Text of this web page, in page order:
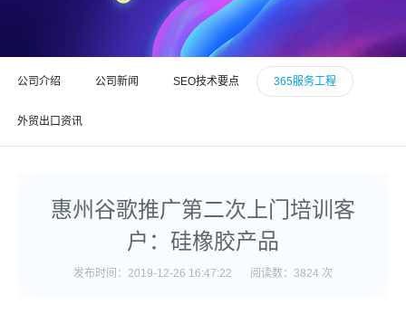
公司介绍 公司新闻 SEO技术要点 365服务工程
外贸出口资讯
惠州谷歌推广第二次上门培训客
户：硅橡胶产品
发布时间：2019-12-26 16:47:22 阅读数：3824 次